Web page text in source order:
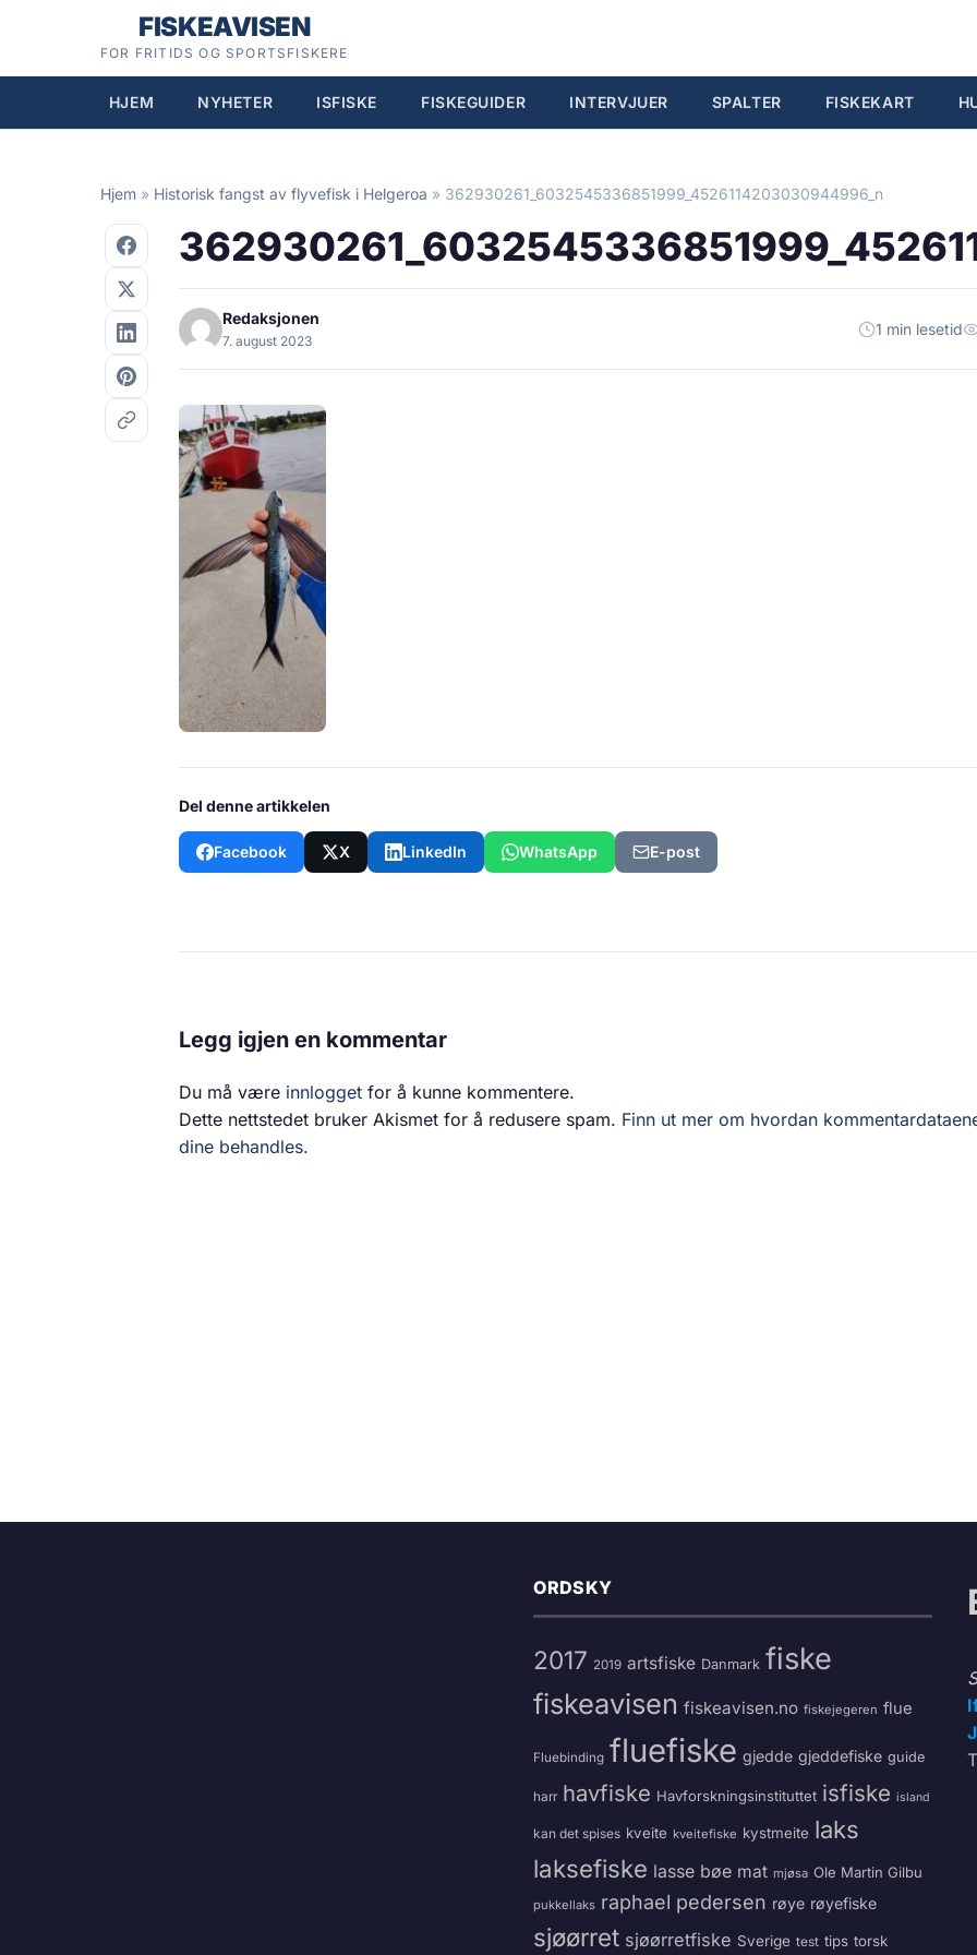
FISKEAVISEN
FOR FRITIDS OG SPORTSFISKERE
HJEM NYHETER ISFISKE FISKEGUIDER INTERVJUER SPALTER FISKEKART
Hjem » Historisk fangst av flyvefisk i Helgeroa » 362930261_6032545336851999_4526114203030944996_n
Redaksjonen
7. august 2023
1 min lesetid
Del denne artikkelen
Facebook X LinkedIn WhatsApp E-post
Legg igjen en kommentar
Du må være innlogget for å kunne kommentere.
Dette nettstedet bruker Akismet for å redusere spam. Finn ut mer om hvordan
dine behandles.
ORDSKY
2017 2019 artsfiske Danmark fiske
fiskeavisen fiskeavisen.no fiskejegeren flue
Fluebinding fluefiske gjedde gjeddefiske guide
harr havfiske Havforskningsinstituttet isfiske island
kan det spises kveite kveitefiske kystmeite laks
laksefiske lasse bøe mat mjøsa Ole Martin Gilbu
pukkellaks raphael pedersen røye røyefiske
sjøørret sjøørretfiske Sverige test tips torsk